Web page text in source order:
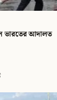
ভারতের আদালত